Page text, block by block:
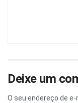
Deixe um
O seu endereço de